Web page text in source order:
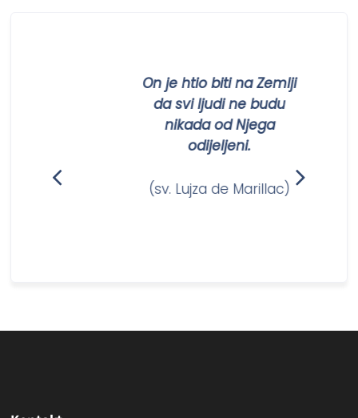
On je htio biti na Zemlji
da svi ljudi ne budu
nikada od Njega
odijeljeni.
(sv. Lujza de Marillac)